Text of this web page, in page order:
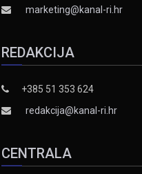
marketing@kanal-ri.hr
REDAKCIJA
+385 51 353 624
redakcija@kanal-ri.hr
CENTRALA